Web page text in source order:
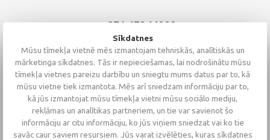
+371 67244008
+371 67271055
+371 26002793
Sīkdatnes
Mūsu tīmekļa vietnē mēs izmantojam tehniskās, analītiskās un
mārketinga sīkdatnes. Tās ir nepieciešamas, lai nodrošinātu mūsu
tīmekļa vietnes pareizu darbību un sniegtu mums datus par to, kā
mūsu vietne tiek izmantota. Mēs arī sniedzam informāciju par to,
kā jūs izmantojat mūsu tīmekļa vietni mūsu sociālo mediju,
reklāmas un analītikas partneriem, un tie var savienot šo
informāciju ar citu informāciju, ko jūs viņiem sniedzat vai ko tie
savāc caur saviem resursiem. Jūs varat izvēlēties, kuras sīkdatnes